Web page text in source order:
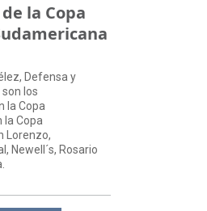
la Copa
Defensa y
los
la Copa
la Copa
Lorenzo,
Newell´s, Rosario